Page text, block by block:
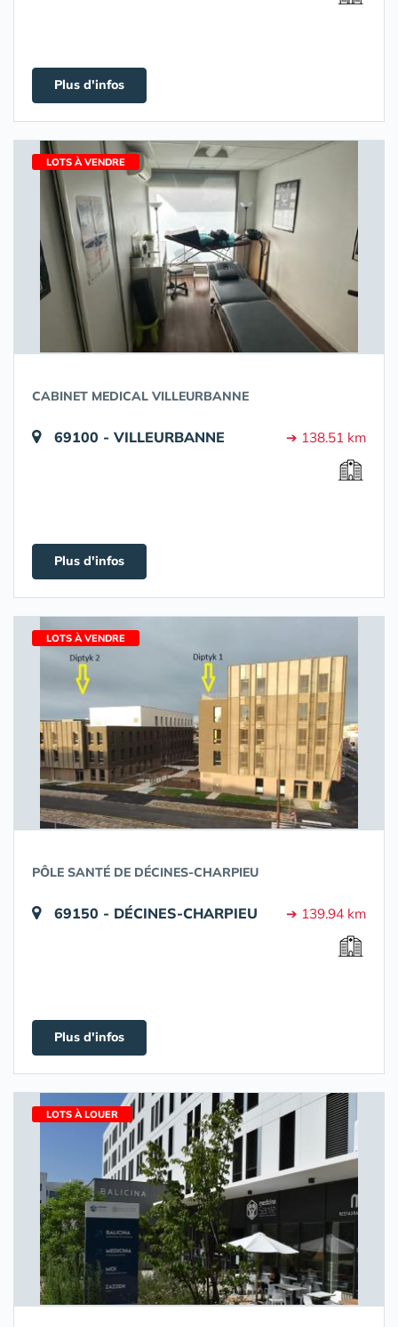
Plus d'infos
LOTS À VENDRE
CABINET MEDICAL VILLEURBANNE
69100 - VILLEURBANNE ➔ 138.51 km
Plus d'infos
LOTS À VENDRE
PÔLE SANTÉ DE DÉCINES-CHARPIEU
69150 - DÉCINES-CHARPIEU ➔ 139.94 km
Plus d'infos
LOTS À LOUER